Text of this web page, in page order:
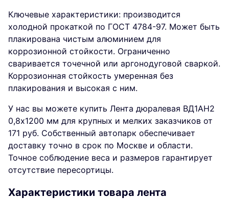
Ключевые характеристики: производится
холодной прокаткой по ГОСТ 4784-97. Может быть
плакирована чистым алюминием для
коррозионной стойкости. Ограниченно
сваривается точечной или аргонодуговой сваркой.
Коррозионная стойкость умеренная без
плакирования и высокая с ним.
У нас вы можете купить Лента дюралевая ВД1АН2
0,8х1200 мм для крупных и мелких заказчиков от
171 руб. Собственный автопарк обеспечивает
доставку точно в срок по Москве и области.
Точное соблюдение веса и размеров гарантирует
отсутствие пересортицы.
Характеристики товара лента